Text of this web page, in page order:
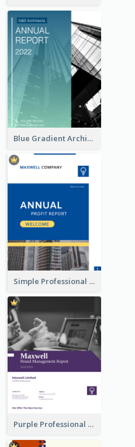
Blue Gradient Architecture Annual Report
Simple Professional Blue Business Report Design Ideas
Purple Professional Branding Auditing Report Templates